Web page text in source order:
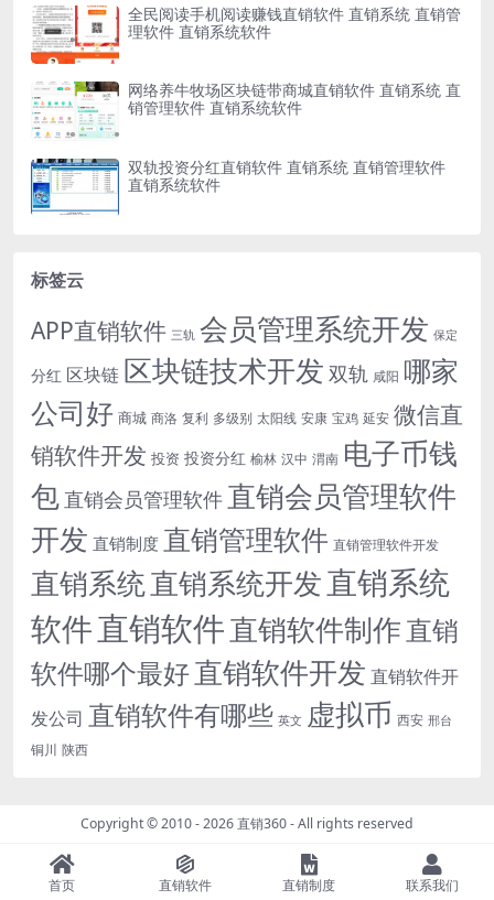
全民阅读手机阅读赚钱直销软件 直销系统 直销管
理软件 直销系统软件
网络养牛牧场区块链带商城直销软件 直销系统 直
销管理软件 直销系统软件
双轨投资分红直销软件 直销系统 直销管理软件
直销系统软件
标签云
APP直销软件 三轨 会员管理系统开发 保定
分红 区块链 区块链技术开发 双轨 咸阳 哪家
公司好 商城 商洛 复利 多级别 太阳线 安康 宝鸡 延安 微信直
销软件开发 投资 投资分红 榆林 汉中 渭南 电子币钱
包 直销会员管理软件 直销会员管理软件
开发 直销制度 直销管理软件 直销管理软件开发
直销系统直销系统开发直销系统
软件直销软件直销软件制作直销
软件哪个最好直销软件开发 直销软件开
发公司 直销软件有哪些 英文 虚拟币 西安 邢台
铜川 陕西
Copyright © 2010 - 2026直销360- All rights reserved
首页 直销软件 直销制度 联系我们